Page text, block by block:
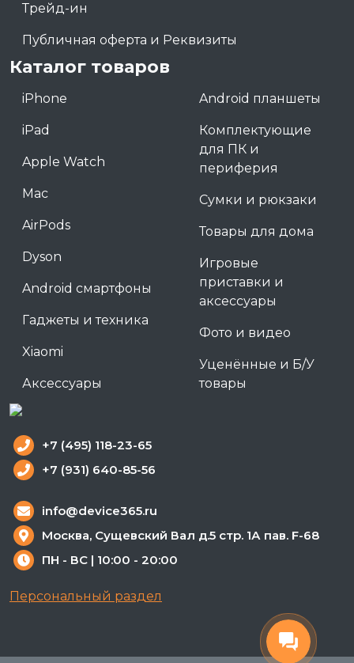
Трейд-ин
Публичная оферта и Реквизиты
Каталог товаров
iPhone
iPad
Apple Watch
Mac
AirPods
Dyson
Android смартфоны
Гаджеты и техника
Xiaomi
Аксессуары
Android планшеты
Комплектующие
для ПК и
периферия
Сумки и рюкзаки
Товары для дома
Игровые
приставки и
аксессуары
Фото и видео
Уценённые и Б/У
товары
+7 (495) 118-23-65
+7 (931) 640-85-56
info@device365.ru
Москва, Сущевский Вал д.5 стр. 1А пав. F-68
ПН - ВС | 10:00 - 20:00
Персональный раздел